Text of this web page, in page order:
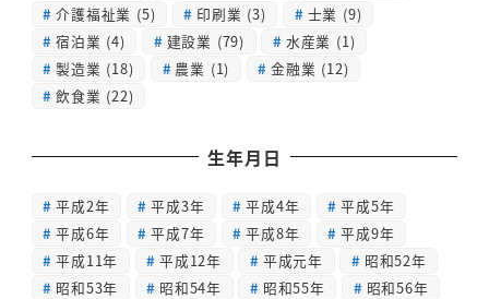
介護福祉業 (5) 印刷業 (3) 士業 (9)
宿泊業 (4) 建設業 (79) 水産業 (1)
製造業 (18) 農業 (1) 金融業 (12)
飲食業 (22)
生年月日
平成2年 平成3年 平成4年
平成5年
平成6年
平成7年 平成8年
平成9年
平成11年
平成12年 平成元年
昭和52年
昭和53年
昭和54年 昭和55年
昭和56年